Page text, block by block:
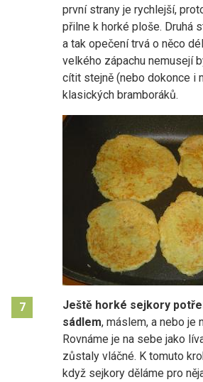
první strany je rychlejší,
přilne k horké ploše. Druhá
a tak opečení trvá o něco
velkého zápachu nemusejí
cítit stejně (nebo dokonce i
klasických bramboráků.
7
Ještě horké sejkory
sádlem, máslem, a nebo je
Rovnáme je na sebe jako
zůstaly vláčné. K tomuto
když sejkory děláme pro